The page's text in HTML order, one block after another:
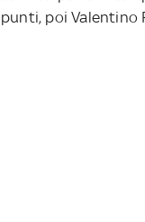
punti, poi Valentino